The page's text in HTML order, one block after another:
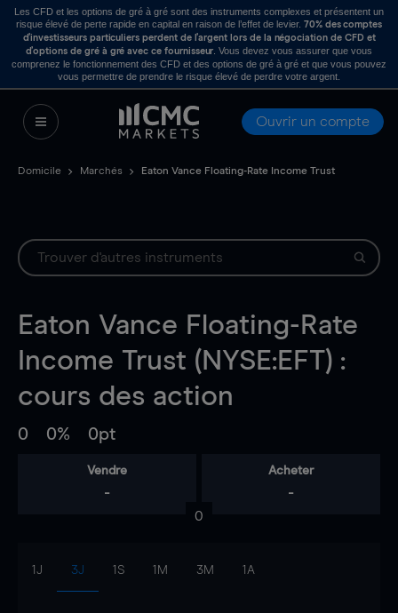
Les CFD et les options de gré à gré sont des instruments complexes et présentent un
risque élevé de perte rapide en capital en raison de l’effet de levier. 70% des comptes
d’investisseurs particuliers perdent de l’argent lors de la négociation de CFD et
d’options de gré à gré avec ce fournisseur . Vous devez vous assurer que vous
comprenez le fonctionnement des CFD et des options de gré à gré et que vous pouvez
vous permettre de prendre le risque élevé de perdre votre argent.
Ouvrir un compte
Domicile Marchés Eaton Vance Floating-Rate Income Trust
Eaton Vance Floating-Rate
Income Trust (NYSE:EFT) :
cours des action
0 0% 0pt
Vendre
-
Acheter
-
0
1J 3J 1S 1M 3M 1A